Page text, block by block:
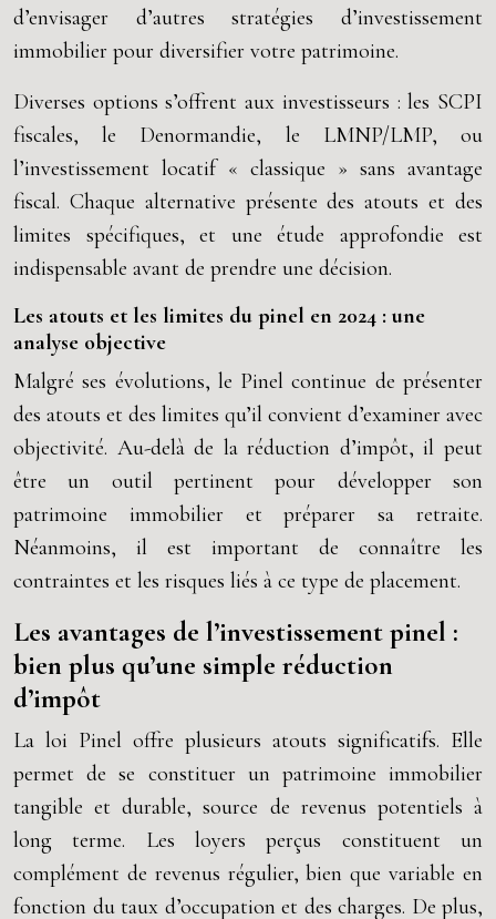
d’envisager d’autres stratégies d’investissement
immobilier pour diversifier votre patrimoine.
Diverses options s’offrent aux investisseurs : les SCPI
fiscales, le Denormandie, le LMNP/LMP, ou
l’investissement locatif « classique » sans avantage
fiscal. Chaque alternative présente des atouts et des
limites spécifiques, et une étude approfondie est
indispensable avant de prendre une décision.
Les atouts et les limites du pinel en 2024 : une
analyse objective
Malgré ses évolutions, le Pinel continue de présenter
des atouts et des limites qu’il convient d’examiner avec
objectivité. Au-delà de la réduction d’impôt, il peut
être un outil pertinent pour développer son
patrimoine immobilier et préparer sa retraite.
Néanmoins, il est important de connaître les
contraintes et les risques liés à ce type de placement.
Les avantages de l’investissement pinel :
bien plus qu’une simple réduction
d’impôt
La loi Pinel offre plusieurs atouts significatifs. Elle
permet de se constituer un patrimoine immobilier
tangible et durable, source de revenus potentiels à
long terme. Les loyers perçus constituent un
complément de revenus régulier, bien que variable en
fonction du taux d’occupation et des charges. De plus,